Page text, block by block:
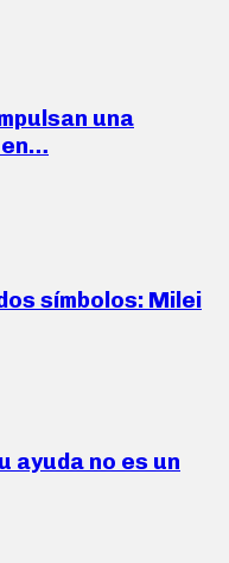
una
símbolos: Milei
ayuda no es un